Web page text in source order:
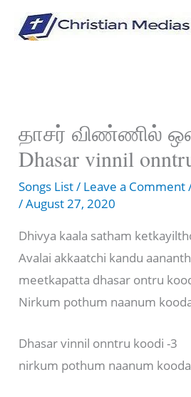
தாசர் விண்ணில்
Dhasar vinnil
Songs List/ Leave a Comment
/August 27, 2020
Dhivya kaala satham
Avalai akkaatchi kandu
meetkapatta dhasar ontru
Nirkum pothum naanum
Dhasar vinnil onntru koodi -3
nirkum pothum naanum